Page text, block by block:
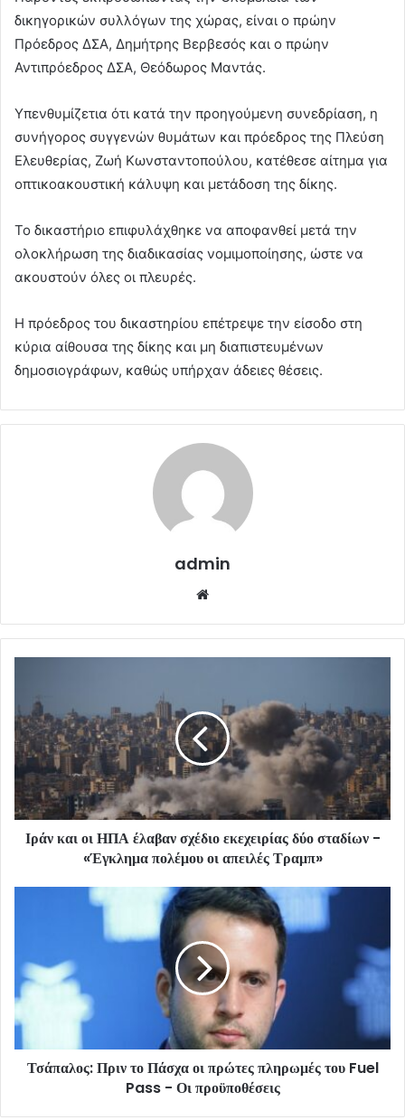
δικηγορικών συλλόγων της χώρας, είναι ο πρώην
Πρόεδρος ΔΣΑ, Δημήτρης Βερβεσός και ο πρώην
Αντιπρόεδρος ΔΣΑ, Θεόδωρος Μαντάς.
Υπενθυμίζετια ότι κατά την προηγούμενη συνεδρίαση, η
συνήγορος συγγενών θυμάτων και πρόεδρος της Πλεύση
Ελευθερίας, Ζωή Κωνσταντοπούλου, κατέθεσε αίτημα για
οπτικοακουστική κάλυψη και μετάδοση της δίκης.
Το δικαστήριο επιφυλάχθηκε να αποφανθεί μετά την
ολοκλήρωση της διαδικασίας νομιμοποίησης, ώστε να
ακουστούν όλες οι πλευρές.
Η πρόεδρος του δικαστηρίου επέτρεψε την είσοδο στη
κύρια αίθουσα της δίκης και μη διαπιστευμένων
δημοσιογράφων, καθώς υπήρχαν άδειες θέσεις.
admin
Ιράν και οι ΗΠΑ έλαβαν σχέδιο εκεχειρίας δύο σταδίων -
«Έγκλημα πολέμου οι απειλές Τραμπ»
Τσάπαλος: Πριν το Πάσχα οι πρώτες πληρωμές του Fuel
Pass - Οι προϋποθέσεις